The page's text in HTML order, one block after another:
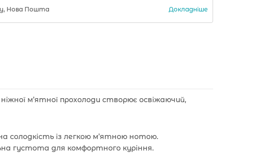
Нова Пошта Докладніше
м’ятної прохолоди створює освіжаючий,
солодкість із легкою м’ятною нотою.
густота для комфортного куріння.